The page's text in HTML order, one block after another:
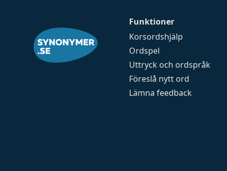
Funktioner
Korsordshjälp
Ordspel
Uttryck och ordspråk
Föreslå nytt ord
Lämna feedback